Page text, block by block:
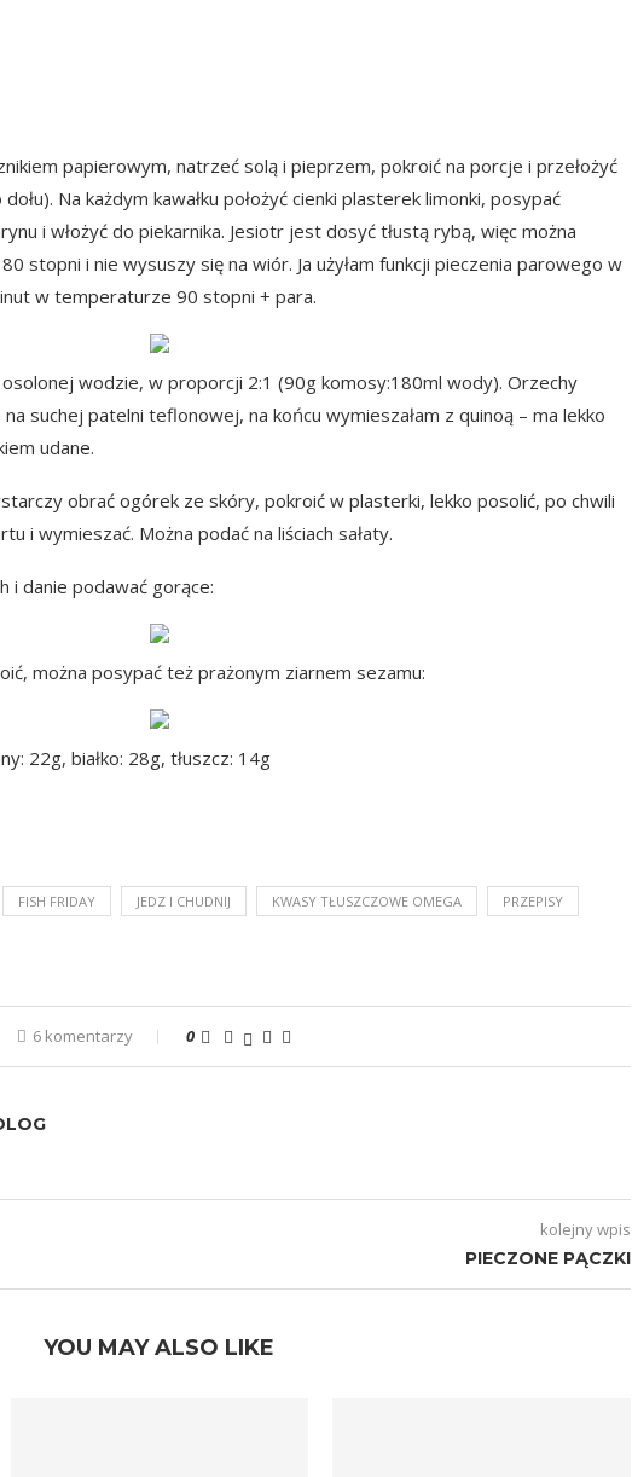
papierowym, natrzeć solą i pieprzem, pokroić na porcje i przełożyć
Na każdym kawałku położyć cienki plasterek limonki, posypać
i włożyć do piekarnika. Jesiotr jest dosyć tłustą rybą, więc można
stopni i nie wysuszy się na wiór. Ja użyłam funkcji pieczenia parowego w
w temperaturze 90 stopni + para.
wodzie, w proporcji 2:1 (90g komosy:180ml wody). Orzechy
suchej patelni teflonowej, na końcu wymieszałam z quinoą – ma lekko
udane.
obrać ogórek ze skóry, pokroić w plasterki, lekko posolić, po chwili
i wymieszać. Można podać na liściach sałaty.
i danie podawać gorące:
można posypać też prażonym ziarnem sezamu:
22g, białko: 28g, tłuszcz: 14g
FISH FRIDAY JEDZ I CHUDNIJ KWASY TŁUSZCZOWE OMEGA PRZEPISY
6 komentarzy 0
kolejny wpis
PIECZONE PĄCZKI
YOU MAY ALSO LIKE